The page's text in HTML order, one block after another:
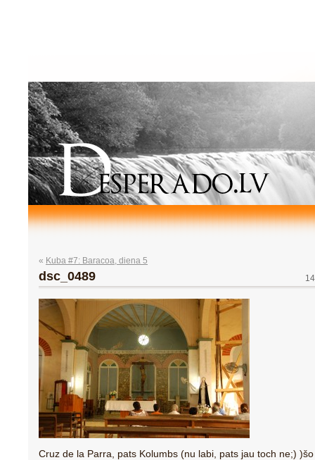
« Kuba #7: Baracoa, diena 5
dsc_0489
Cruz de la Parra, pats Kolumbs (nu labi, pats jau toch ne;)